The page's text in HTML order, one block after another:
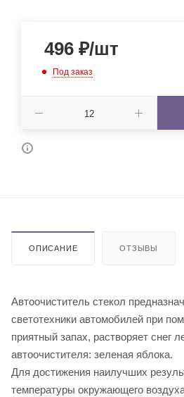
496 ₽/шт
Под заказ
ОПИСАНИЕ ОТЗЫВЫ
Автоочиститель стекол
светотехники автомобилей при
приятный запах, растворяет снег
автоочистителя: зеленая яблока.
Для достижения наилучших
температуры окружающего